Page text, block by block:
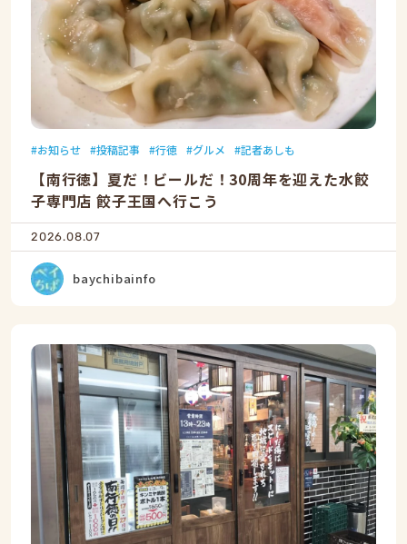
お知らせ 投稿記事 行徳 グルメ 記者あしも
【南行徳】夏だ！ビールだ！30周年を迎えた水餃
子専門店 餃子王国へ行こう
2026.08.07
baychibainfo